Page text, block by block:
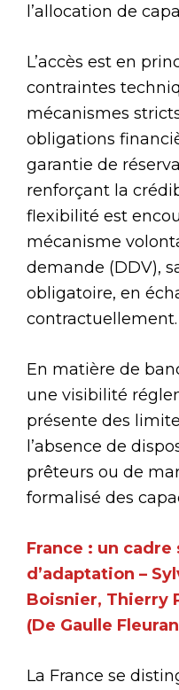
l’allocation de
L’accès est en
contraintes
mécanismes
obligations
garantie de
renforçant la
flexibilité est
mécanisme
demande (DDV),
obligatoire, en
contractuellement.
En matière de
une visibilité
présente des
l’absence de
prêteurs ou de
formalisé des
France : un
d’adaptation –
Boisnier, Thierry
(De Gaulle
La France se